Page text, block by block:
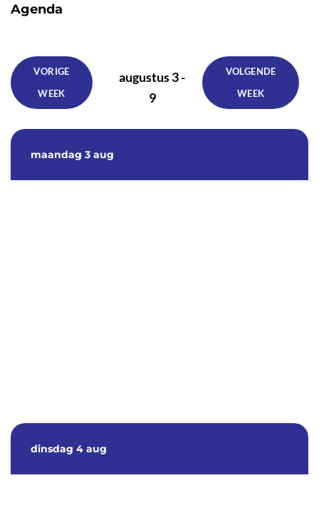
Agenda
VORIGE
WEEK
augustus 3 -
9
VOLGENDE
WEEK
maandag 3 aug
dinsdag 4 aug